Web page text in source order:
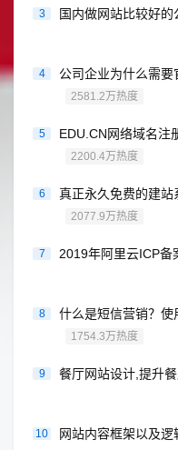
3 国内做网站比较好的
4 公司企业为什么需
2581.2万热度
5 EDU.CN网络域名注
2200.4万热度
6 真正永久免费的建
2077.9万热度
7 2019年阿里云ICP备
8 什么是短信营销？使
1754.3万热度
9 餐厅网站设计,提升
10 网站内容框架以及